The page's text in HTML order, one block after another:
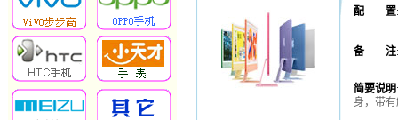
配 置:
备 注:
简要说明
身，带